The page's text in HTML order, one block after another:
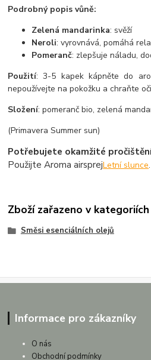
Podrobný popis vůně:
Zelená mandarinka: svěží
Neroli: vyrovnává, pomáhá
Pomeranč: zlepšuje náladu,
Použití: 3-5 kapek kápněte do
nepoužívejte na pokožku a chraňte
Složení: pomeranč bio, zelená
(Primavera Summer sun)
Potřebujete okamžité
Použijte Aroma airsprejLetní slunce.
Zboží zařazeno v kategoriích
Směsi esenciálních olejů
Informace pro zákazníky
O nás
Obchodní podmínky